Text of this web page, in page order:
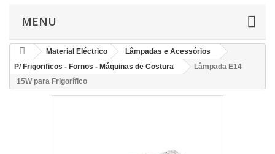
MENU
Material Eléctrico
Lâmpadas e Acessórios
P/ Frigorificos - Fornos - Máquinas de Costura
Lâmpada E14
15W para Frigorífico